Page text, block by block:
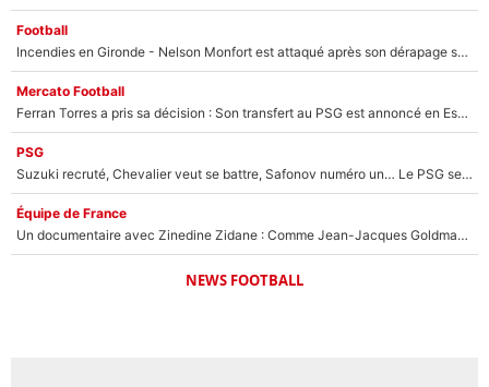
Football
Incendies en Gironde - Nelson Monfort est attaqué après son dérapage sur CNews : «Et lui, il prend combien pour parler dans un studio climatisé?»
Mercato Football
Ferran Torres a pris sa décision : Son transfert au PSG est annoncé en Espagne !
PSG
Suzuki recruté, Chevalier veut se battre, Safonov numéro un… Le PSG se lance encore dans un gros chantier pour le poste de gardien de but
Équipe de France
Un documentaire avec Zinedine Zidane : Comme Jean-Jacques Goldman et Mylène Farmer, le nouveau sélectionneur de l'équipe de France a recalé une journaliste très connue
NEWS FOOTBALL